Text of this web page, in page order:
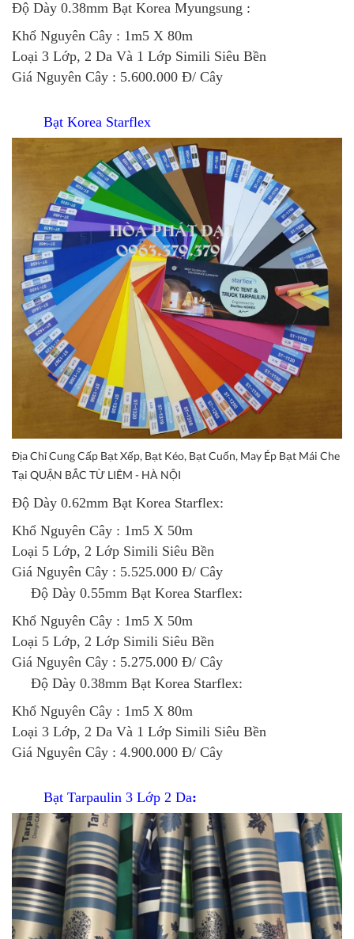
Độ Dày 0.38mm Bạt Korea Myungsung :
Khổ Nguyên Cây : 1m5 X 80m
Loại 3 Lớp, 2 Da Và 1 Lớp Simili Siêu Bền
Giá Nguyên Cây : 5.600.000 Đ/ Cây
Bạt Korea Starflex
Địa Chỉ Cung Cấp Bạt Xếp, Bạt Kéo, Bạt Cuốn, May Ép Bạt Mái Che
Tại QUẬN BẮC TỪ LIÊM - HÀ NỘI
Độ Dày 0.62mm Bạt Korea Starflex:
Khổ Nguyên Cây : 1m5 X 50m
Loại 5 Lớp, 2 Lớp Simili Siêu Bền
Giá Nguyên Cây : 5.525.000 Đ/ Cây
Độ Dày 0.55mm Bạt Korea Starflex:
Khổ Nguyên Cây : 1m5 X 50m
Loại 5 Lớp, 2 Lớp Simili Siêu Bền
Giá Nguyên Cây : 5.275.000 Đ/ Cây
Độ Dày 0.38mm Bạt Korea Starflex:
Khổ Nguyên Cây : 1m5 X 80m
Loại 3 Lớp, 2 Da Và 1 Lớp Simili Siêu Bền
Giá Nguyên Cây : 4.900.000 Đ/ Cây
Bạt Tarpaulin 3 Lớp 2 Da: